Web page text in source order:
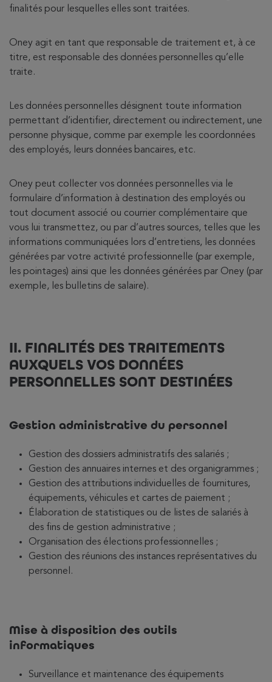
finalités pour lesquelles elles sont traitées.
Oney agit en tant que responsable de traitement et, à ce
titre, est responsable des données personnelles qu’elle
traite.
Les données personnelles désignent toute information
permettant d’identifier, directement ou indirectement, une
personne physique, comme par exemple les coordonnées
des employés, leurs données bancaires, etc.
Oney peut collecter vos données personnelles via le
formulaire d’information à destination des employés ou
tout document associé ou courrier complémentaire que
vous lui transmettez, ou par d’autres sources, telles que les
informations communiquées lors d’entretiens, les données
générées par votre activité professionnelle (par exemple,
les pointages) ainsi que les données générées par Oney (par
exemple, les bulletins de salaire).
II. FINALITÉS DES TRAITEMENTS
AUXQUELS VOS DONNÉES
PERSONNELLES SONT DESTINÉES
Gestion administrative du personnel
Gestion des dossiers administratifs des salariés ;
Gestion des annuaires internes et des organigrammes ;
Gestion des attributions individuelles de fournitures,
équipements, véhicules et cartes de paiement ;
Élaboration de statistiques ou de listes de salariés à
des fins de gestion administrative ;
Organisation des élections professionnelles ;
Gestion des réunions des instances représentatives du
personnel.
Mise à disposition des outils
informatiques
Surveillance et maintenance des équipements